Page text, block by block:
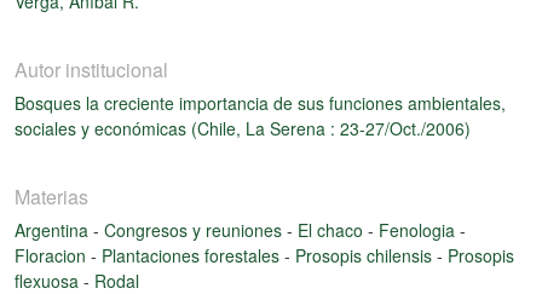
Autor institucional
Bosques la creciente importancia de sus funciones ambientales,
sociales y económicas (Chile, La Serena : 23-27/Oct./2006)
Materias
Argentina - Congresos y reuniones - El chaco - Fenologia -
Floracion - Plantaciones forestales - Prosopis chilensis - Prosopis
flexuosa - Rodal